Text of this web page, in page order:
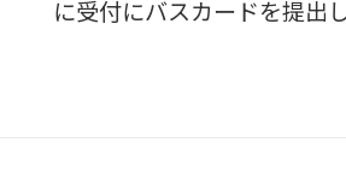
に受付にバスカードを提出